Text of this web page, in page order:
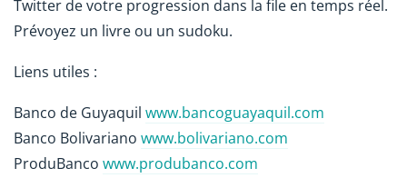
Twitter de votre progression dans la file en temps réel.
Prévoyez un livre ou un sudoku.
Liens utiles :
Banco de Guyaquil www.bancoguayaquil.com
Banco Bolivariano www.bolivariano.com
ProduBanco www.produbanco.com